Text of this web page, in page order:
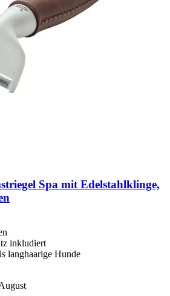
Spa mit Edelstahlklinge,
inkludiert
langhaarige Hunde